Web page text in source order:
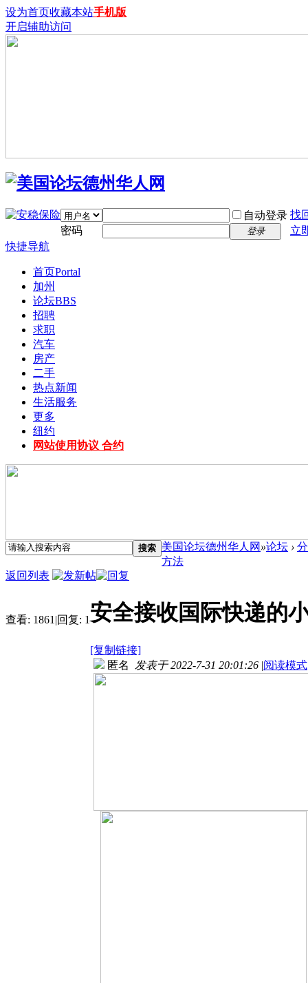
设为首页收藏本站手机版
开启辅助访问
自动登录 找
密码
登录
立
快捷导航
首页Portal
加州
论坛BBS
招聘
求职
汽车
房产
二手
热点新闻
生活服务
更多
纽约
网站使用协议 合约
搜索 美国论坛德州华人网 »论坛 ›
方法
返回列表
查看: 1861 |回复: 1安全接收国际快递的
[复制链接]
匿名 发表于 2022-7-31 20:01:26 |阅读模式